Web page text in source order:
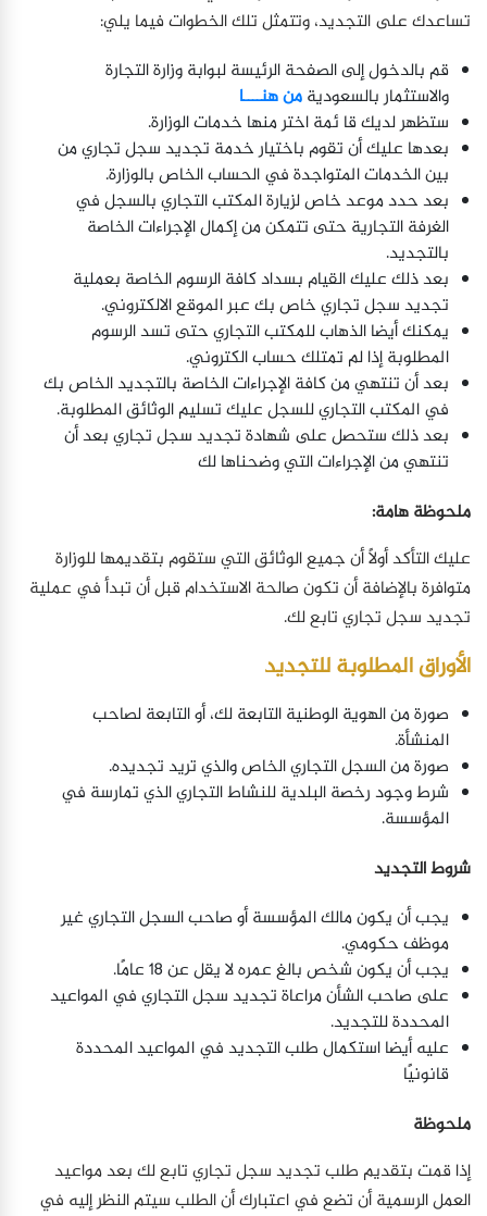
تساعدك على التجديد، وتتمثل تلك الخطوات فيما يلي:
قم بالدخول إلى الصفحة الرئيسة لبوابة وزارة التجارة
والاستثمار بالسعوديةمن هنــــا
ستظهر لديك قا ئمة اختر منها خدمات الوزارة.
بعدها عليك أن تقوم باختيار خدمة تجديد سجل تجاري من
بين الخدمات المتواجدة في الحساب الخاص بالوزارة.
بعد حدد موعد خاص لزيارة المكتب التجاري بالسجل في
الغرفة التجارية حتى تتمكن من إكمال الإجراءات الخاصة
بالتجديد.
بعد ذلك عليك القيام بسداد كافة الرسوم الخاصة بعملية
تجديد سجل تجاري خاص بك عبر الموقع الالكتروني.
يمكنك أيضا الذهاب للمكتب التجاري حتى تسد الرسوم
المطلوبة إذا لم تمتلك حساب الكتروني.
بعد أن تنتهي من كافة الإجراءات الخاصة بالتجديد الخاص بك
في المكتب التجاري للسجل عليك تسليم الوثائق المطلوبة.
بعد ذلك ستحصل على شهادة تجديد سجل تجاري بعد أن
تنتهي من الإجراءات التي وضحناها لك
ملحوظة هامة:
عليك التأكد أولًا أن جميع الوثائق التي ستقوم بتقديمها للوزارة
متوافرة بالإضافة أن تكون صالحة الاستخدام قبل أن تبدأ في عملية
تجديد سجل تجاري تابع لك.
الأوراق المطلوبة للتجديد
صورة من الهوية الوطنية التابعة لك، أو التابعة لصاحب
المنشأة.
صورة من السجل التجاري الخاص والذي تريد تجديده.
شرط وجود رخصة البلدية للنشاط التجاري الذي تمارسة في
المؤسسة.
شروط التجديد
يجب أن يكون مالك المؤسسة أو صاحب السجل التجاري غير
موظف حكومي.
يجب أن يكون شخص بالغ عمره لا يقل عن 18 عامًا.
على صاحب الشأن مراعاة تجديد سجل التجاري في المواعيد
المحددة للتجديد.
عليه أيضا استكمال طلب التجديد في المواعيد المحددة
قانونيًا
ملحوظة
إذا قمت بتقديم طلب تجديد سجل تجاري تابع لك بعد مواعيد
العمل الرسمية أن تضع في اعتبارك أن الطلب سيتم النظر إليه في